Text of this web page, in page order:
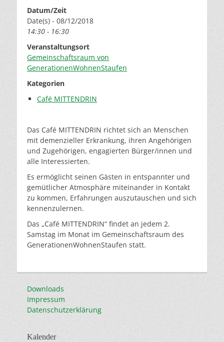
Datum/Zeit
Date(s) - 08/12/2018
14:30 - 16:30
Veranstaltungsort
Gemeinschaftsraum von
GenerationenWohnenStaufen
Kategorien
Café MITTENDRIN
Das Café MITTENDRIN richtet sich an Menschen
mit demenzieller Erkrankung, ihren Angehörigen
und Zugehörigen, engagierten Bürger/innen und
alle Interessierten.
Es ermöglicht seinen Gästen in entspannter und
gemütlicher Atmosphäre miteinander in Kontakt
zu kommen, Erfahrungen auszutauschen und sich
kennenzulernen.
Das „Café MITTENDRIN“ findet an jedem 2.
Samstag im Monat im Gemeinschaftsraum des
GenerationenWohnenStaufen statt.
Downloads
Impressum
Datenschutzerklärung
Kalender